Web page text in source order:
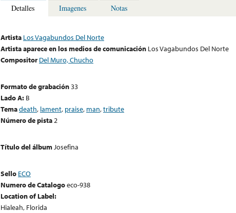
Detalles Imagenes Notas
Artista Los Vagabundos Del Norte
Artista aparece en los medios de comunicación Los Vagabundos Del Norte
Compositor Del Muro, Chucho
Formato de grabación33
Lado A: B
Temadeath, lament, praise, man,tribute
Número de pista2
Título del álbumJosefina
Sello ECO
Numero de Catalogoeco-938
Location of Label:
Hialeah, Florida